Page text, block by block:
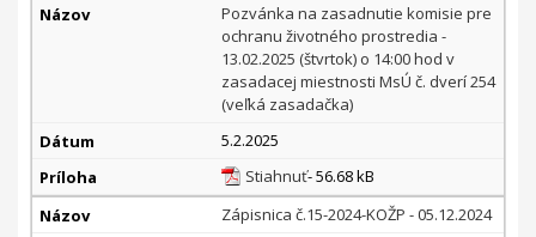
Pozvánka na zasadnutie komisie pre
ochranu životného prostredia -
13.02.2025 (štvrtok) o 14:00 hod v
zasadacej miestnosti MsÚ č. dverí 254
(veľká zasadačka)
5.2.2025
Stiahnuť- 56.68 kB
Zápisnica č.15-2024-KOŽP - 05.12.2024